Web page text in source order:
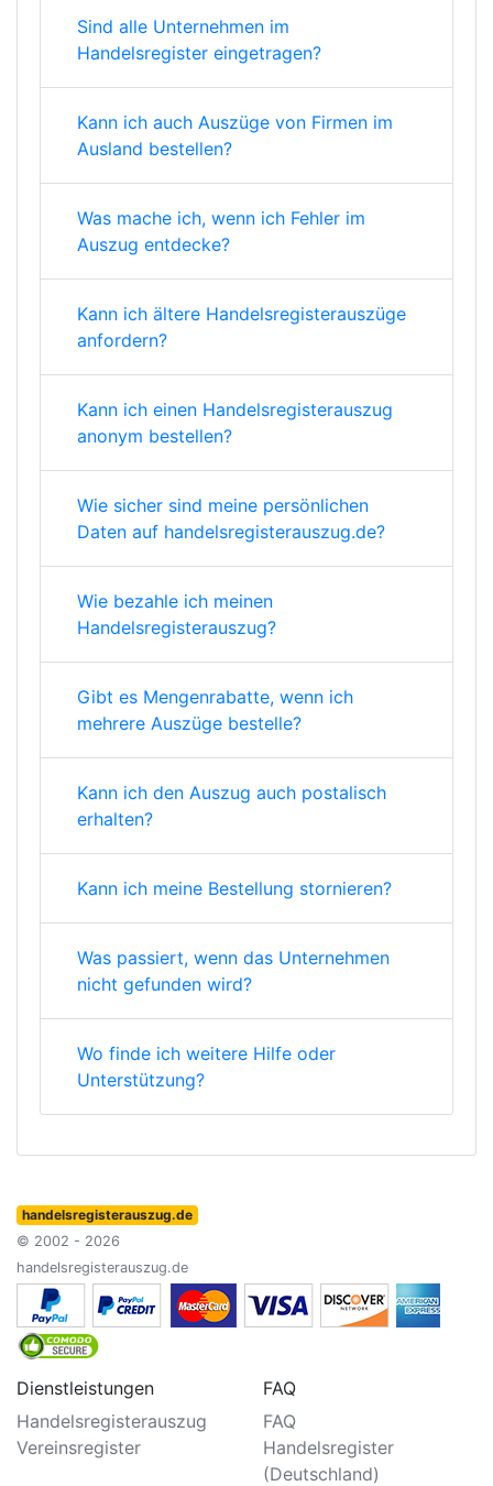
Sind alle Unternehmen im
Handelsregister eingetragen?
Kann ich auch Auszüge von Firmen im
Ausland bestellen?
Was mache ich, wenn ich Fehler im
Auszug entdecke?
Kann ich ältere Handelsregisterauszüge
anfordern?
Kann ich einen Handelsregisterauszug
anonym bestellen?
Wie sicher sind meine persönlichen
Daten auf handelsregisterauszug.de?
Wie bezahle ich meinen
Handelsregisterauszug?
Gibt es Mengenrabatte, wenn ich
mehrere Auszüge bestelle?
Kann ich den Auszug auch postalisch
erhalten?
Kann ich meine Bestellung stornieren?
Was passiert, wenn das Unternehmen
nicht gefunden wird?
Wo finde ich weitere Hilfe oder
Unterstützung?
handelsregisterauszug.de
© 2002 - 2026
handelsregisterauszug.de
Dienstleistungen
Handelsregisterauszug
Vereinsregister
FAQ
FAQ
Handelsregister
(Deutschland)